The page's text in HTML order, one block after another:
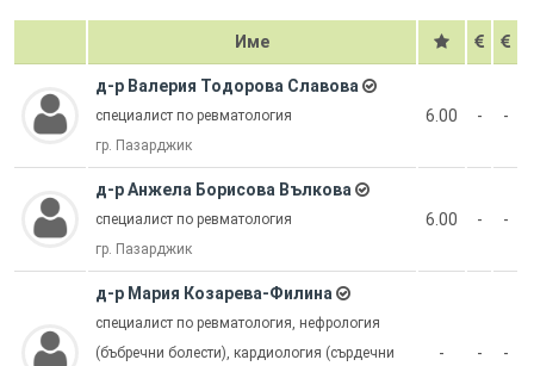
Име
д-р Валерия Тодорова Славова
специалист по ревматология
гр. Пазарджик
6.00 - -
д-р Анжела Борисова Вълкова
специалист по ревматология
гр. Пазарджик
6.00 - -
д-р Мария Козарева-Филина
специалист по ревматология, нефрология
(бъбречни болести), кардиология (сърдечни
- - -